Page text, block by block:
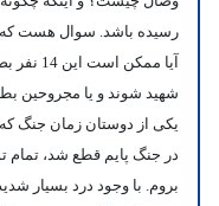
رسیده باشد. سوال هست که
آیا
شهید شوند و یا مجروحین
یکی از دوستان زمان جنگ
در جنگ پایم قطع شد، تمام
بروم. با وجود درد بسیار